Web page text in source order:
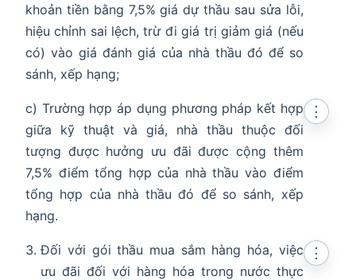
khoản tiền bằng 7,5% giá dự thầu sau sửa lỗi,
hiệu chỉnh sai lệch, trừ đi giá trị giảm giá (nếu
có) vào giá đánh giá của nhà thầu đó để so
sánh, xếp hạng;
c) Trường hợp áp dụng phương pháp kết hợp
giữa kỹ thuật và giá, nhà thầu thuộc đối
tượng được hưởng ưu đãi được cộng thêm
7,5% điểm tổng hợp của nhà thầu vào điểm
tổng hợp của nhà thầu đó để so sánh, xếp
hạng.
⋮
Đối với gói thầu mua sắm hàng hóa, việc
ưu đãi đối với hàng hóa trong nước thực
⋮